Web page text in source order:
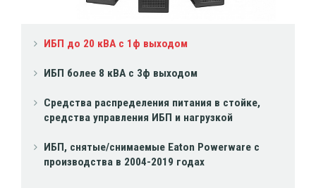
ИБП до 20 кВА с 1ф выходом
ИБП более 8 кВА с 3ф выходом
Средства распределения питания в стойке,
средства управления ИБП и нагрузкой
ИБП, снятые/снимаемые Eaton Powerware с
производства в 2004-2019 годах